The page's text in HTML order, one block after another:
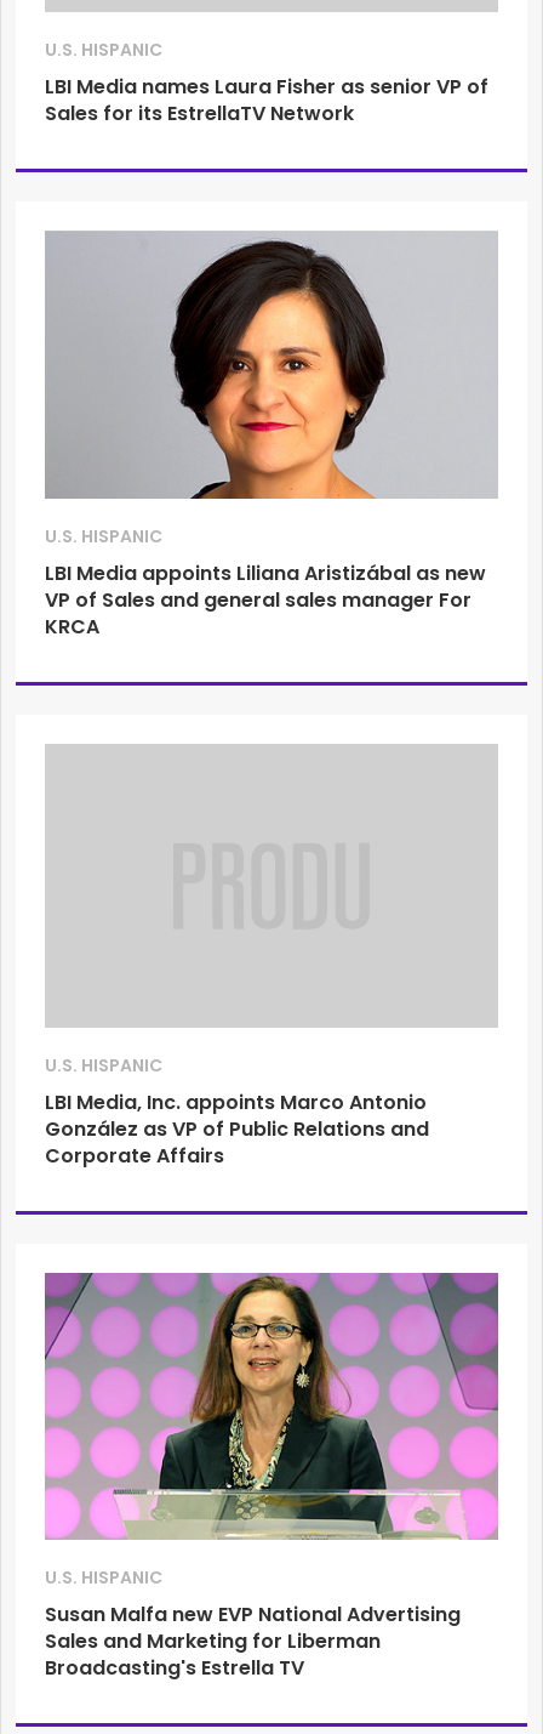
U.S. HISPANIC
LBI Media names Laura Fisher as senior VP of
Sales for its EstrellaTV Network
U.S. HISPANIC
LBI Media appoints Liliana Aristizábal as new
VP of Sales and general sales manager For
KRCA
U.S. HISPANIC
LBI Media, Inc. appoints Marco Antonio
González as VP of Public Relations and
Corporate Affairs
U.S. HISPANIC
Susan Malfa new EVP National Advertising
Sales and Marketing for Liberman
Broadcasting's Estrella TV